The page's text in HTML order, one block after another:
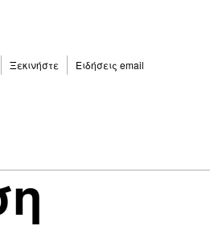
Ξεκινήστε Ειδήσεις email